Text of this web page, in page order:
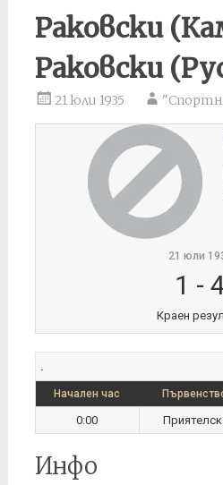
Раковски
Раковски
21 юли 1935
21 юли
1 -
Краен
.
Начален час
0:00
Инфо